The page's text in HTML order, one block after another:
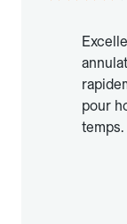
pour
temps.